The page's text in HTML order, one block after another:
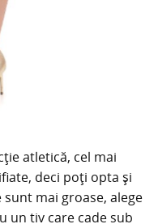
atletică, cel mai
deci poți opta și
mai groase, alege
un tiv care cade sub